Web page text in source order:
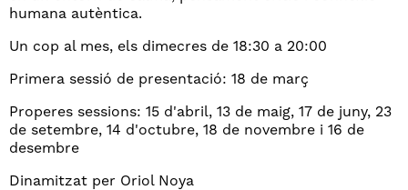
humana autèntica.
Un cop al mes, els dimecres de 18:30 a 20:00
Primera sessió de presentació: 18 de març
Properes sessions: 15 d'abril, 13 de maig, 17 de juny, 23
de setembre, 14 d'octubre, 18 de novembre i 16 de
desembre
Dinamitzat per Oriol Noya